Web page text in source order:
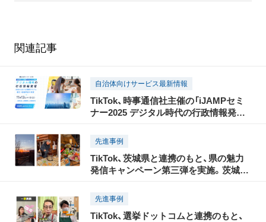
関連記事
自治体向けサービス最新情報
TikTok、時事通信社主催の「iJAMPセミ
ナー2025 デジタル時代の行政情報発信」
ショート動画クリエイターや、偽・誤情報
に関する有識者の出演も決定
先進事例
TikTok、茨城県と連携のもと、県の魅力
発信キャンペーン第三弾を実施。茨城の
ピング施設を紹介する動画を2月29日か
ら公開
先進事例
TikTok、選挙ドットコムと連携のもと、